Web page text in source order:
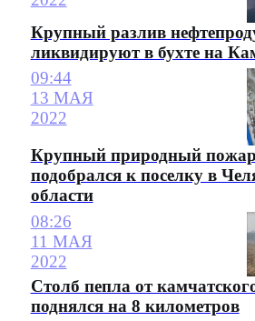
Крупный разлив
ликвидируют в бухте на
09:44
13 МАЯ
2022
Крупный природный пожар
подобрался к поселку в
области
08:26
11 МАЯ
2022
Столб пепла от
поднялся на 8 километров